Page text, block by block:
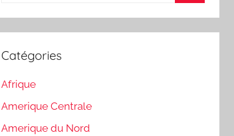
:
Catégories
Afrique
Amerique Centrale
Amerique du Nord